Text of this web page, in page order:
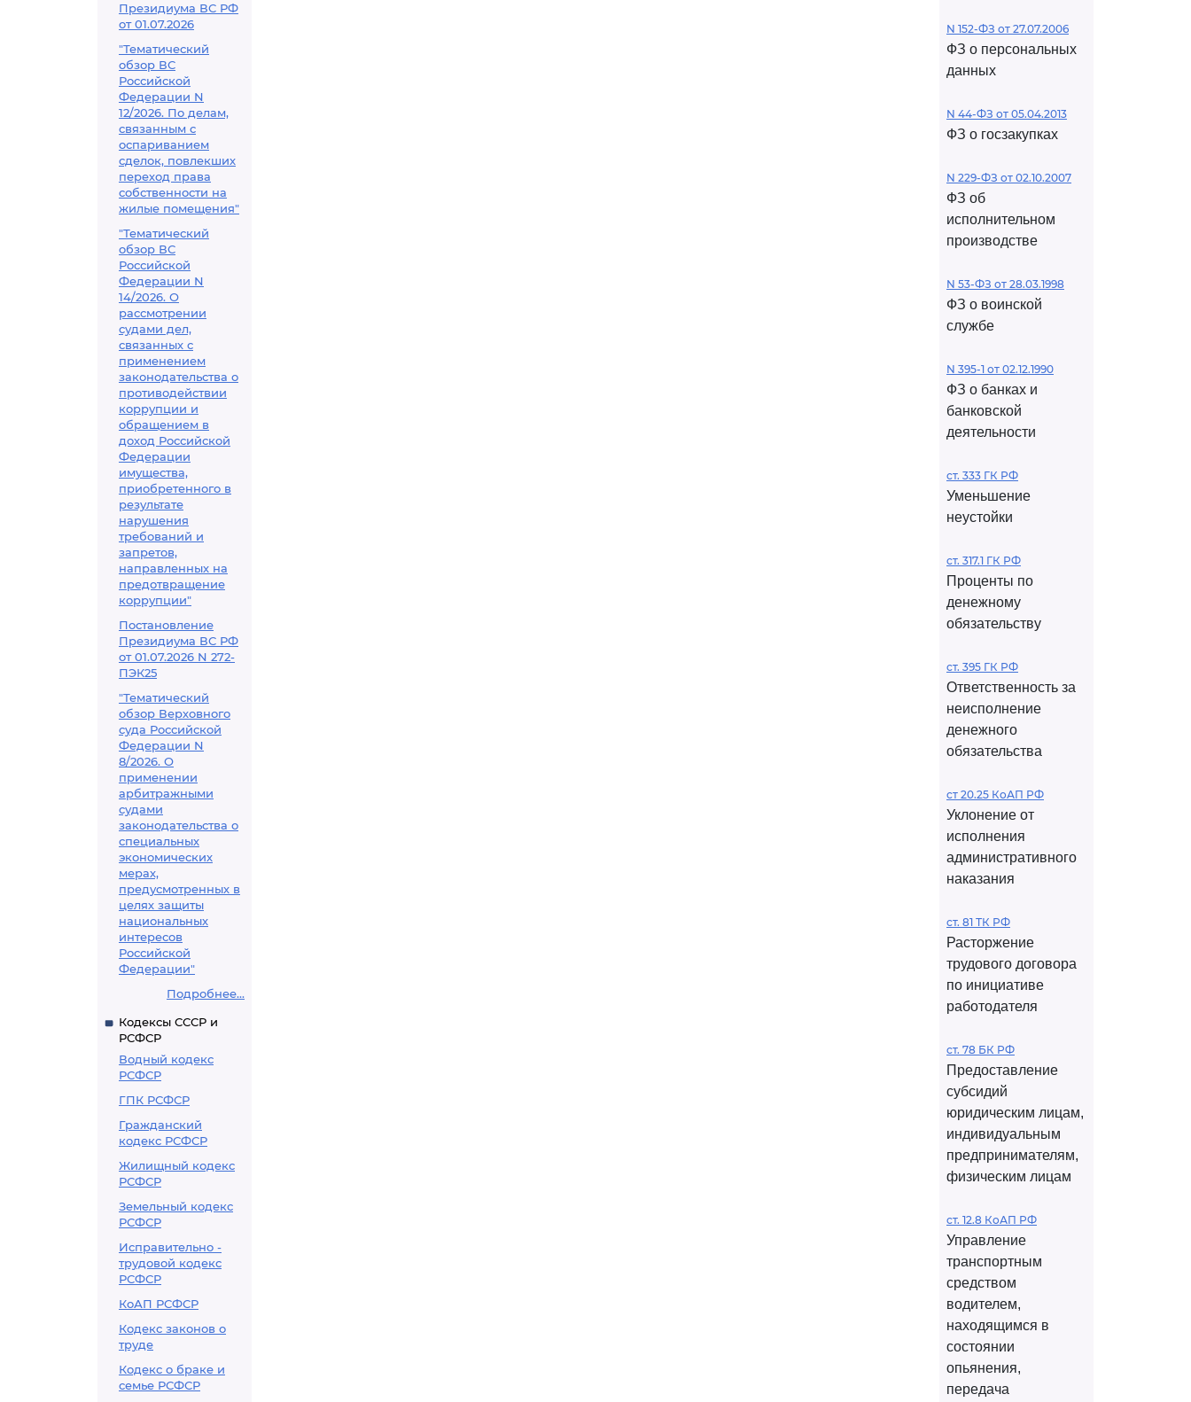
Президиума ВС РФ
от 01.07.2026
"Тематический
обзор ВС
Российской
Федерации N
12/2026. По делам,
связанным с
оспариванием
сделок, повлекших
переход права
собственности на
жилые помещения"
"Тематический
обзор ВС
Российской
Федерации N
14/2026. О
рассмотрении
судами дел,
связанных с
применением
законодательства о
противодействии
коррупции и
обращением в
доход Российской
Федерации
имущества,
приобретенного в
результате
нарушения
требований и
запретов,
направленных на
предотвращение
коррупции"
Постановление
Президиума ВС РФ
от 01.07.2026 N 272-
ПЭК25
"Тематический
обзор Верховного
суда Российской
Федерации N
8/2026. О
применении
арбитражными
судами
законодательства о
специальных
экономических
мерах,
предусмотренных в
целях защиты
национальных
интересов
Российской
Федерации"
Подробнее...
Кодексы СССР и
РСФСР
Водный кодекс
РСФСР
ГПК РСФСР
Гражданский
кодекс РСФСР
Жилищный кодекс
РСФСР
Земельный кодекс
РСФСР
Исправительно -
трудовой кодекс
РСФСР
КоАП РСФСР
Кодекс законов о
труде
Кодекс о браке и
семье РСФСР
N 152-ФЗ от 27.07.2006
ФЗ о персональных
данных
N 44-ФЗ от 05.04.2013
ФЗ о госзакупках
N 229-ФЗ от 02.10.2007
ФЗ об
исполнительном
производстве
N 53-ФЗ от 28.03.1998
ФЗ о воинской
службе
N 395-1 от 02.12.1990
ФЗ о банках и
банковской
деятельности
ст. 333 ГК РФ
Уменьшение
неустойки
ст. 317.1 ГК РФ
Проценты по
денежному
обязательству
ст. 395 ГК РФ
Ответственность за
неисполнение
денежного
обязательства
ст 20.25 КоАП РФ
Уклонение от
исполнения
административного
наказания
ст. 81 ТК РФ
Расторжение
трудового договора
по инициативе
работодателя
ст. 78 БК РФ
Предоставление
субсидий
юридическим лицам,
индивидуальным
предпринимателям,
физическим лицам
ст. 12.8 КоАП РФ
Управление
транспортным
средством
водителем,
находящимся в
состоянии
опьянения,
передача